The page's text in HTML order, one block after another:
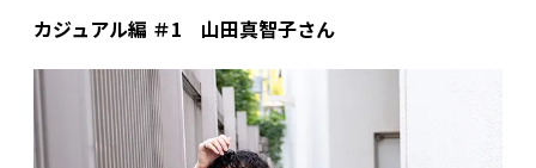
カジュアル編 ＃1 山田真智子さん